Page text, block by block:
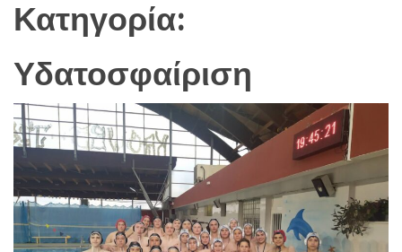
Κατηγορία:
Υδατοσφαίριση